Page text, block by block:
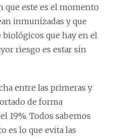
que este es el momento
inmunizadas y que
biológicos que hay en el
riesgo es estar sin
entre las primeras y
de forma
19%. Todos sabemos
es lo que evita las